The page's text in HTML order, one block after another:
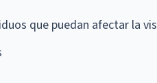
que puedan afectar la